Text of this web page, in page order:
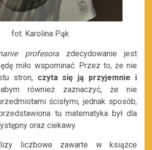
fot. Karolina Pąk
profesorazdecydowanie jest
miło wspominać. Przez to, że nie
stron, czyta się ją przyjemnie i
również zaznaczyć, że nie
ścisłymi, jednak sposób,
tu matematyka był dla
oraz ciekawy.
liczbowe zawarte w książce